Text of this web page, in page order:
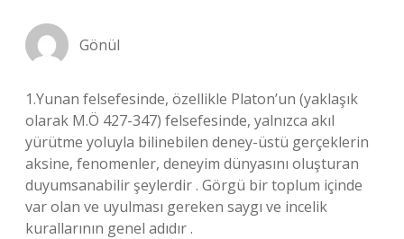
Gönül
1.Yunan felsefesinde, özellikle Platon’un (yaklaşık
olarak M.Ö 427-347) felsefesinde, yalnızca akıl
yürütme yoluyla bilinebilen deney-üstü gerçeklerin
aksine, fenomenler, deneyim dünyasını oluşturan
duyumsanabilir şeylerdir . Görgü bir toplum içinde
var olan ve uyulması gereken saygı ve incelik
kurallarının genel adıdır .